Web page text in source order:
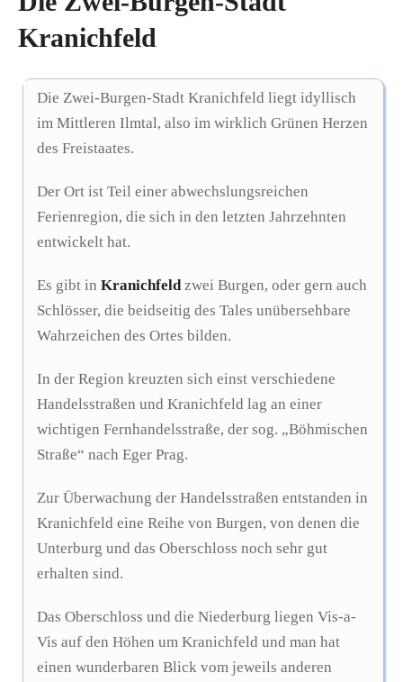
Kranichfeld
Die Zwei-Burgen-Stadt Kranichfeld liegt idyllisch
im Mittleren Ilmtal, also im wirklich Grünen Herzen
des Freistaates.
Der Ort ist Teil einer abwechslungsreichen
Ferienregion, die sich in den letzten Jahrzehnten
entwickelt hat.
Es gibt in Kranichfeld zwei Burgen, oder gern auch
Schlösser, die beidseitig des Tales unübersehbare
Wahrzeichen des Ortes bilden.
In der Region kreuzten sich einst verschiedene
Handelsstraßen und Kranichfeld lag an einer
wichtigen Fernhandelsstraße, der sog. „Böhmischen
Straße“ nach Eger Prag.
Zur Überwachung der Handelsstraßen entstanden in
Kranichfeld eine Reihe von Burgen, von denen die
Unterburg und das Oberschloss noch sehr gut
erhalten sind.
Das Oberschloss und die Niederburg liegen Vis-a-
Vis auf den Höhen um Kranichfeld und man hat
einen wunderbaren Blick vom jeweils anderen